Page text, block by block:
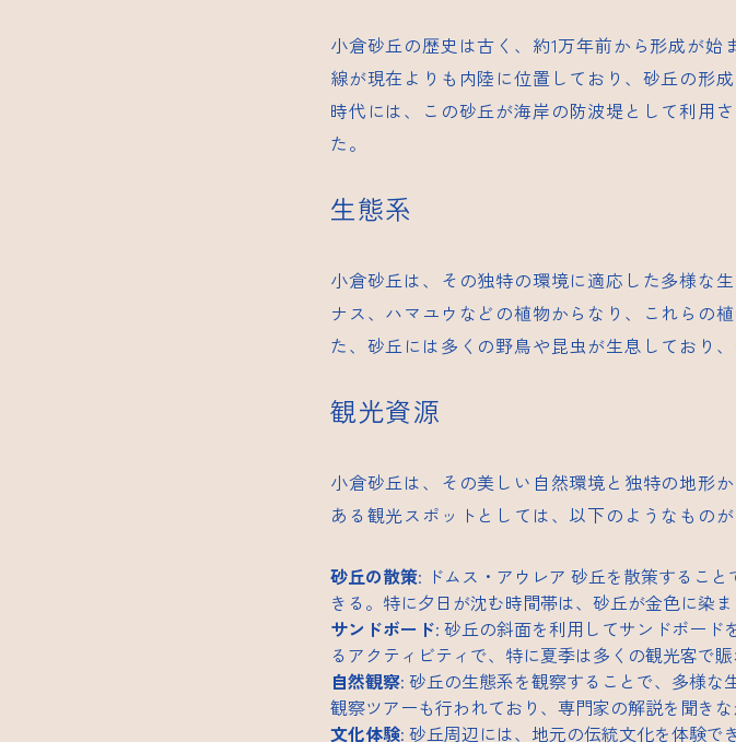
小倉砂丘の歴史は古く、約1万年前から形成が
線が現在よりも内陸に位置しており、砂丘の形
時代には、この砂丘が海岸の防波堤として利用
た。
生態系
小倉砂丘は、その独特の環境に適応した多様な
ナス、ハマユウなどの植物からなり、これらの
た、砂丘には多くの野鳥や昆虫が生息しており
観光資源
小倉砂丘は、その美しい自然環境と独特の地形
ある観光スポットとしては、以下のようなものが
砂丘の散策: ドムス・アウレア 砂丘を散策するこ
きる。特に夕日が沈む時間帯は、砂丘が金色に染
サンドボード: 砂丘の斜面を利用してサンドボード
るアクティビティで、特に夏季は多くの観光客で賑
自然観察: 砂丘の生態系を観察することで、多様
観察ツアーも行われており、専門家の解説を聞き
文化体験: 砂丘周辺には、地元の伝統文化を体験